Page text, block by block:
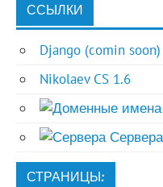
ССЫЛКИ
Django (comin soon)
Nikolaev CS 1.6
Сервера
СТРАНИЦЫ: